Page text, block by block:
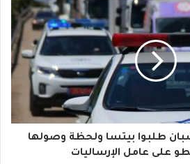
في عرعرة - 3 شبان طلبوا بيتسا ولحظة وصولها
على عامل الإرساليات